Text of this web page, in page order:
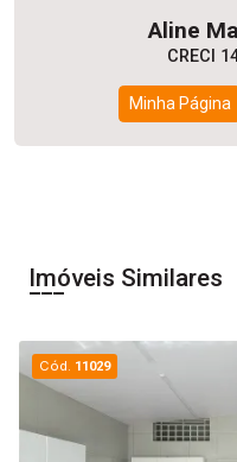
Aline
CRECI
Minha Página
Imóveis Similares
Cód. 11029